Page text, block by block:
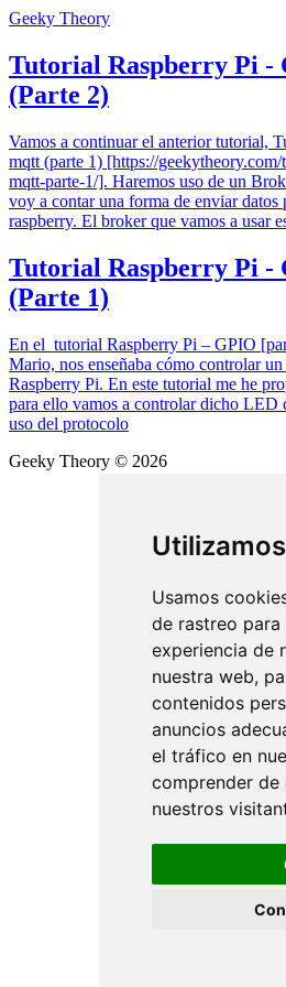
Usamos
de rastreo para
experiencia de
nuestra web,
contenidos
anuncios
el tráfico en
comprender de
nuestros
Geeky Theory
Tutorial Raspberry Pi
(Parte 2)
Vamos a continuar el anterior tutorial,
mqtt (parte 1) [https://
mqtt-parte-1/]. Haremos uso de un
voy a contar una forma de enviar datos
raspberry. El broker que vamos a usar
Tutorial Raspberry Pi
(Parte 1)
En el tutorial Raspberry Pi – GPIO
Mario, nos enseñaba cómo controlar
Raspberry Pi. En este tutorial me he
para ello vamos a controlar dicho LED
uso del protocolo
Geeky Theory © 2026